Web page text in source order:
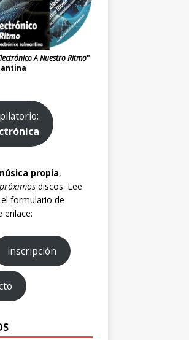
A Nuestro Ritmo"
propia,
discos. Lee
formulario de
enlace:
inscripción